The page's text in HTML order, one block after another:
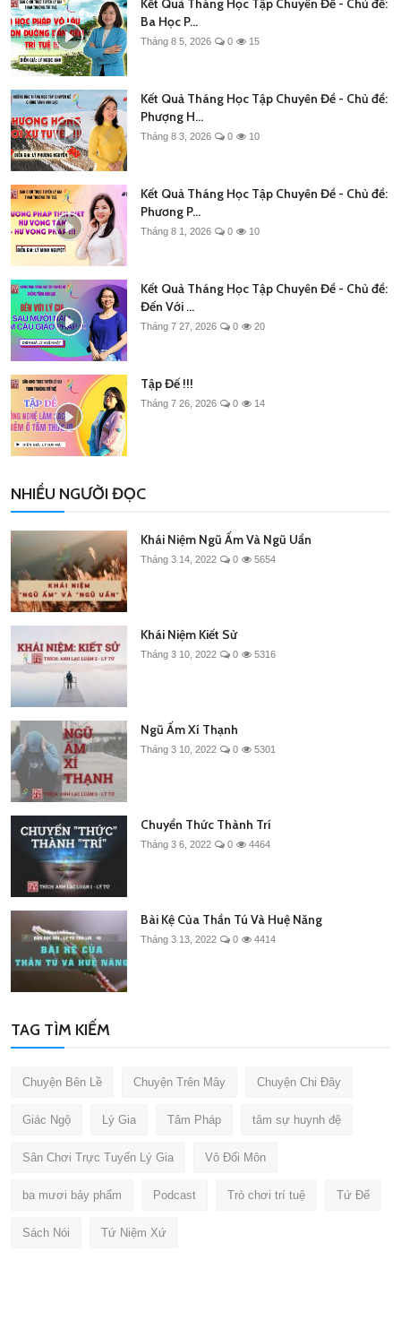
Kết Quả Tháng Học Tập Chuyên Đề - Chủ đề:
Ba Học P...
Tháng 8 5, 2026 0 15
Kết Quả Tháng Học Tập Chuyên Đề - Chủ đề:
Phượng H...
Tháng 8 3, 2026 0 10
Kết Quả Tháng Học Tập Chuyên Đề - Chủ đề:
Phương P...
Tháng 8 1, 2026 0 10
Kết Quả Tháng Học Tập Chuyên Đề - Chủ đề:
Đến Với ...
Tháng 7 27, 2026 0 20
Tập Đế !!!
Tháng 7 26, 2026 0 14
NHIỀU NGƯỜI ĐỌC
Khái Niệm Ngũ Ấm Và Ngũ Uẩn
Tháng 3 14, 2022 0 5654
Khái Niệm Kiết Sử
Tháng 3 10, 2022 0 5316
Ngũ Ấm Xí Thạnh
Tháng 3 10, 2022 0 5301
Chuyển Thức Thành Trí
Tháng 3 6, 2022 0 4464
Bài Kệ Của Thần Tú Và Huệ Năng
Tháng 3 13, 2022 0 4414
TAG TÌM KIẾM
Chuyện Bên Lề Chuyện Trên Mây Chuyện Chi Đây
Giác Ngộ Lý Gia Tâm Pháp tâm sự huynh đệ
Sân Chơi Trực Tuyến Lý Gia Vô Đối Môn
ba mươi bảy phẩm Podcast Trò chơi trí tuệ Tứ Đế
Sách Nói Tứ Niệm Xứ